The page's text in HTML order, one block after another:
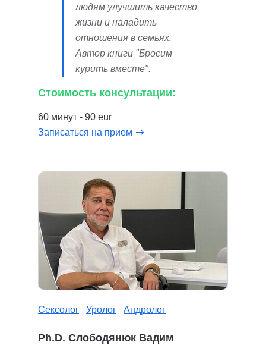
людям улучшить качество
жизни и наладить
отношения в семьях.
Автор книги "Бросим
курить вместе".
Стоимость консультации:
60 минут - 90 eur
Записаться на прием
Сексолог Уролог Андролог
Ph.D. Слободянюк Вадим